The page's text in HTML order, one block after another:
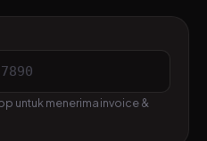
untuk menerima invoice &